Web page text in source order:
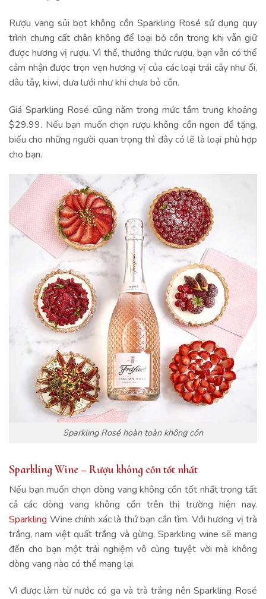
Rượu vang sủi bọt không cồn Sparkling Rosé sử dụng quy
trình chưng cất chân không để loại bỏ cồn trong khi vẫn giữ
được hương vị rượu. Vì thế, thưởng thức rượu, bạn vẫn có thể
cảm nhận được trọn vẹn hương vị của các loại trái cây như ổi,
dâu tây, kiwi, dưa lưới như khi chưa bỏ cồn.
Giá Sparkling Rosé cũng nằm trong mức tầm trung khoảng
$29.99. Nếu bạn muốn chọn rượu không cồn ngon để tặng,
biếu cho những người quan trọng thì đây có lẽ là loại phù hợp
cho bạn.
Sparkling Rosé hoàn toàn không cồn
Sparkling Wine – Rượu không cồn tốt nhất
Nếu bạn muốn chọn dòng vang không cồn tốt nhất trong tất
cả các dòng vang không cồn trên thị trường hiện nay.
Sparkling Wine chính xác là thứ bạn cần tìm. Với hương vị trà
trắng, nam việt quất trắng và gừng, Sparkling wine sẽ mang
đến cho bạn một trải nghiệm vô cùng tuyệt vời mà không
dòng vang nào có thể mang lại.
Vì được làm từ nước có ga và trà trắng nên Sparkling Rosé